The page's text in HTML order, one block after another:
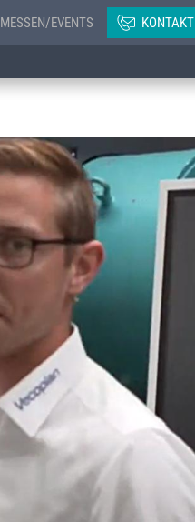
MESSEN/EVENTS KONTAKT